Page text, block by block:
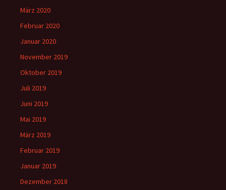
März 2020
Februar 2020
Januar 2020
November 2019
Oktober 2019
Juli 2019
Juni 2019
Mai 2019
März 2019
Februar 2019
Januar 2019
Dezember 2018